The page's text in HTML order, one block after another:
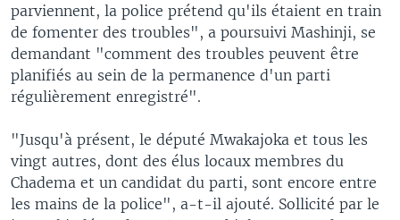
parviennent, la police prétend qu'ils étaient en train
de fomenter des troubles", a poursuivi Mashinji, se
demandant "comment des troubles peuvent être
planifiés au sein de la permanence d'un parti
régulièrement enregistré".
"Jusqu'à présent, le député Mwakajoka et tous les
vingt autres, dont des élus locaux membres du
Chadema et un candidat du parti, sont encore entre
les mains de la police", a-t-il ajouté. Sollicité par le